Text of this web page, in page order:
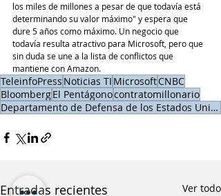
los miles de millones a pesar de que todavía está
determinando su valor máximo" y espera que
dure 5 años como máximo. Un negocio que
todavía resulta atractivo para Microsoft, pero que
sin duda se une a la lista de conflictos que
mantiene con Amazon.
TeleinfoPress Noticias TI MicrosoftCNBC
BloombergEl Pentágonocontratomillonario
Departamento de Defensa de los Estados Unidos
Entradas recientes Ver todo